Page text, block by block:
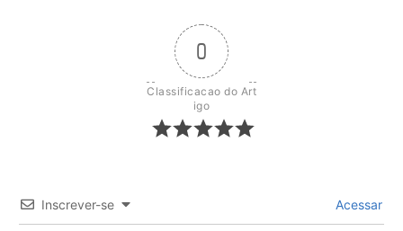
0
Classificacao do Art
igo
Inscrever-se Acessar